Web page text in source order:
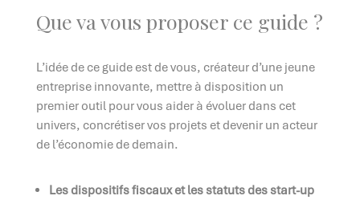
Que va vous proposer ce guide ?
L’idée de ce guide est de vous, créateur d’une jeune
entreprise innovante, mettre à disposition un
premier outil pour vous aider à évoluer dans cet
univers, concrétiser vos projets et devenir un acteur
de l’économie de demain.
Les dispositifs fiscaux et les statuts des start-up